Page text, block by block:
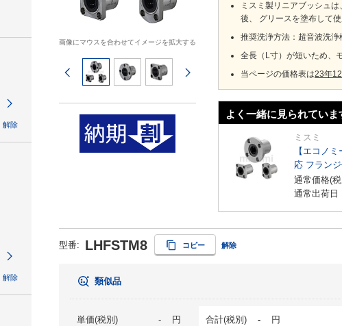
解除
解除
画像にマウスを合わせてイメージを拡大する
前のページ
ミスミ製リニアブッシュ
後、 グリースを塗布して
推奨洗浄方法：超音波洗浄
全長（L寸）が短いため、
当ページの価格表は23年
よく一緒に見られていま
ミスミ
【エコノ
応 フラン
シングル
通常価格(税
通常出荷日
型番: LHFSTM8 コピー 解除
類似品
単価(税別) - 円 合計(税別) - 円